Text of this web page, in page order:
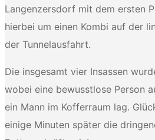
Langenzersdorf mit dem ersten
hierbei um einen Kombi auf der
der Tunnelausfahrt.
Die insgesamt vier Insassen
wobei eine bewusstlose Person
ein Mann im Kofferraum lag.
einige Minuten später die